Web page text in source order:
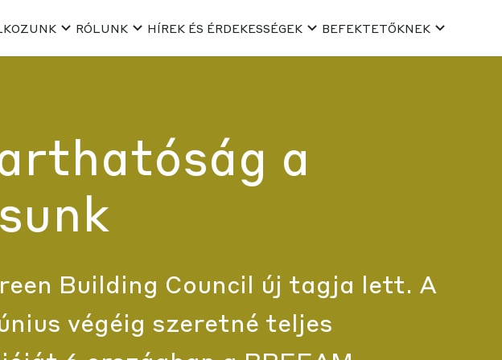
RÓLUNK HÍREK ÉS ÉRDEKESSÉGEK BEFEKTETŐKNEK
a
Building Council új tagja lett. A
végéig szeretné teljes